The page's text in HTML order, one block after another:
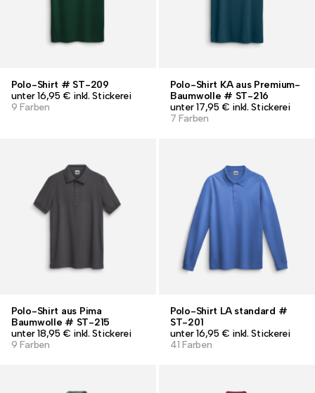
Polo-Shirt # ST-209
unter 16,95 € inkl. Stickerei
9 Farben
Polo-Shirt KA aus Premium-
Baumwolle # ST-216
unter 17,95 € inkl. Stickerei
7 Farben
Polo-Shirt aus Pima
Baumwolle # ST-215
unter 18,95 € inkl. Stickerei
9 Farben
Polo-Shirt LA standard #
ST-201
unter 16,95 € inkl. Stickerei
41 Farben